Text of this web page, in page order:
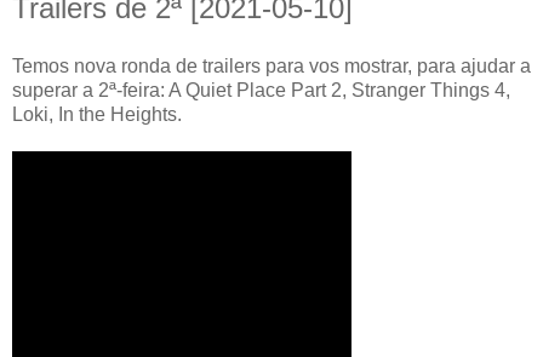
Trailers de 2ª [2021-05-10]
Temos nova ronda de trailers para vos mostrar, para ajudar a
superar a 2ª-feira: A Quiet Place Part 2, Stranger Things 4,
Loki, In the Heights.